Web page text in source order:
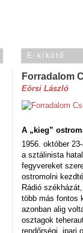
E-kikötő
Forradalom
Eörsi László
A „kieg”
1956. október
a sztálinista
fegyvereket
ostromolni
Rádió
több más fontos
azonban alig
osztagok
rendőrségi, ipari